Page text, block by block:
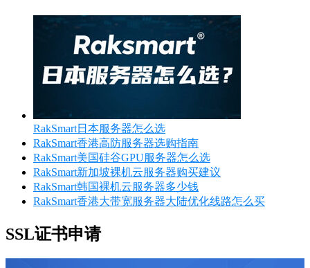
RakSmart日本服务器怎么选
RakSmart香港高防服务器选购指南
RakSmart美国硅谷GPU服务器怎么选
RakSmart新加坡裸机云服务器购买建议
RakSmart韩国裸机云服务器多少钱
RakSmart香港大带宽服务器大陆优化线路怎么买
SSL证书申请